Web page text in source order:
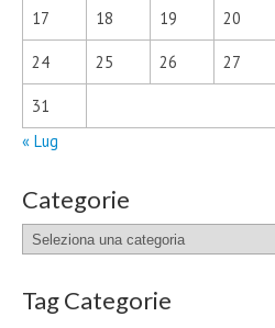
17 18 19 20
24 25 26 27
31
« Lug
Categorie
Categorie
Tag Categorie